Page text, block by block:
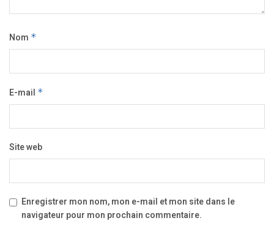
Nom *
E-mail *
Site web
Enregistrer mon nom, mon e-mail et mon site dans le
navigateur pour mon prochain commentaire.